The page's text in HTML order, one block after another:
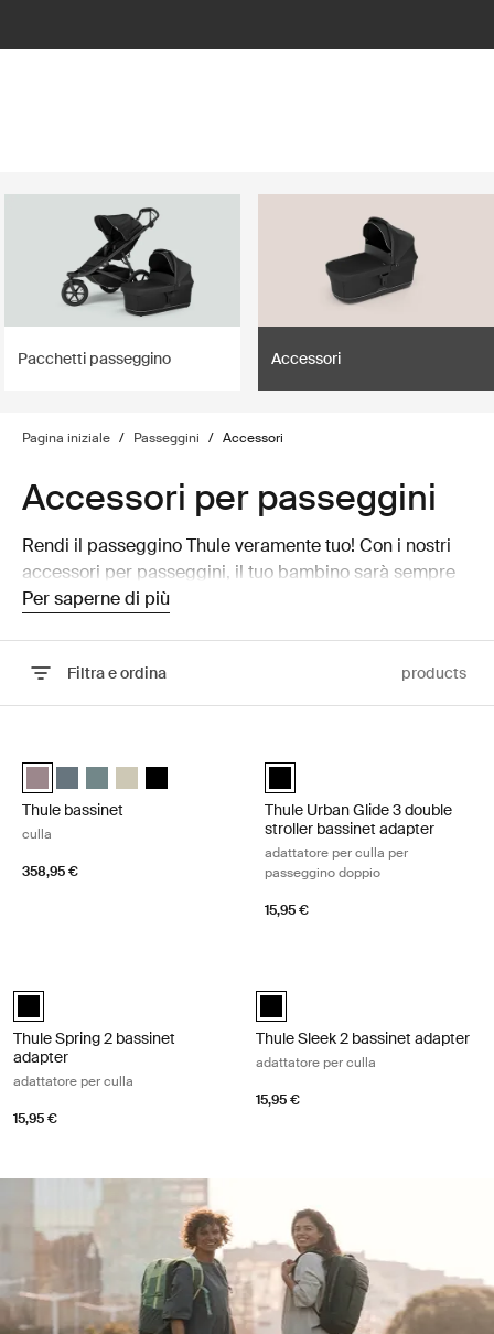
Pacchetti passeggino Accessori
Pagina iniziale / Passeggini / Accessori
Accessori per passeggini
Rendi il passeggino Thule veramente tuo! Con i nostri
accessori per passeggini, il tuo bambino sarà sempre
comodo grazie a fodere per seggiolini, copertura
Per saperne di più
Filtra e ordina products
Thule bassinet Talpa tinta (selected)
Thule bassinet Ardesia scura
Thule bassinet Blu medio
Thule bassinet Soft Beige
Thule bassinet Nero
Thule bassinet
culla
358,95 €
Thule Urban Glide 3 double
Thule Urban Glide 3 double
stroller bassinet adapter
adattatore per culla per
passeggino doppio
15,95 €
Thule Spring bassinet adapter Nero (selected)
Thule Spring 2 bassinet
adapter
adattatore per culla
15,95 €
Thule Sleek 2 bassinet adapter
Thule Sleek 2 bassinet adapter
adattatore per culla
15,95 €